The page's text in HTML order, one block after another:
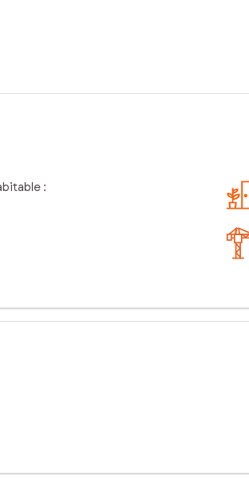
:
de vie agréable et paisible. Idéalement